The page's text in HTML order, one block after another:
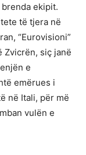
ekipit.
të tjera në
“Eurovisioni”
Zvicrën, siç janë
e
emërues i
në Itali, për më
vulën e